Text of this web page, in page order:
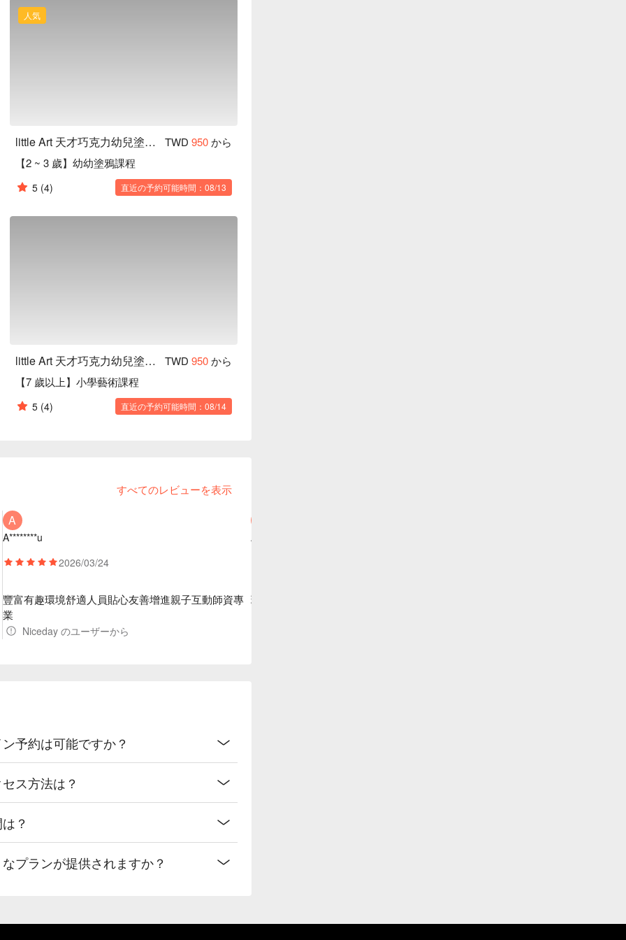
人気
little Art 天才巧克力幼兒塗鴉空間 TWD 950から
【2 ~ 3 歲】幼幼塗鴉課程
5 (4) 直近の予約可能時間：08/13
little Art 天才巧克力幼兒塗鴉空間 TWD 950から
【7 歲以上】小學藝術課程
5 (4) 直近の予約可能時間：08/14
すべてのレビューを表示
A
A********u
2026/03/24
豐富有趣環境舒適人員貼心友善增進親子互動師資專
業
Niceday のユーザーから
A********u
環境舒適
予約は可能ですか？
ス方法は？
？
プランが提供されますか？